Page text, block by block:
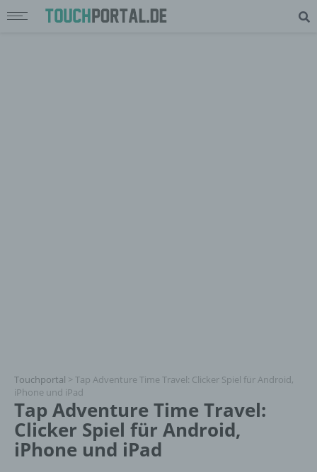
Touchportal > Tap Adventure Time Travel: Clicker Spiel für Android,
iPhone und iPad
Tap Adventure Time Travel:
Clicker Spiel für Android,
iPhone und iPad